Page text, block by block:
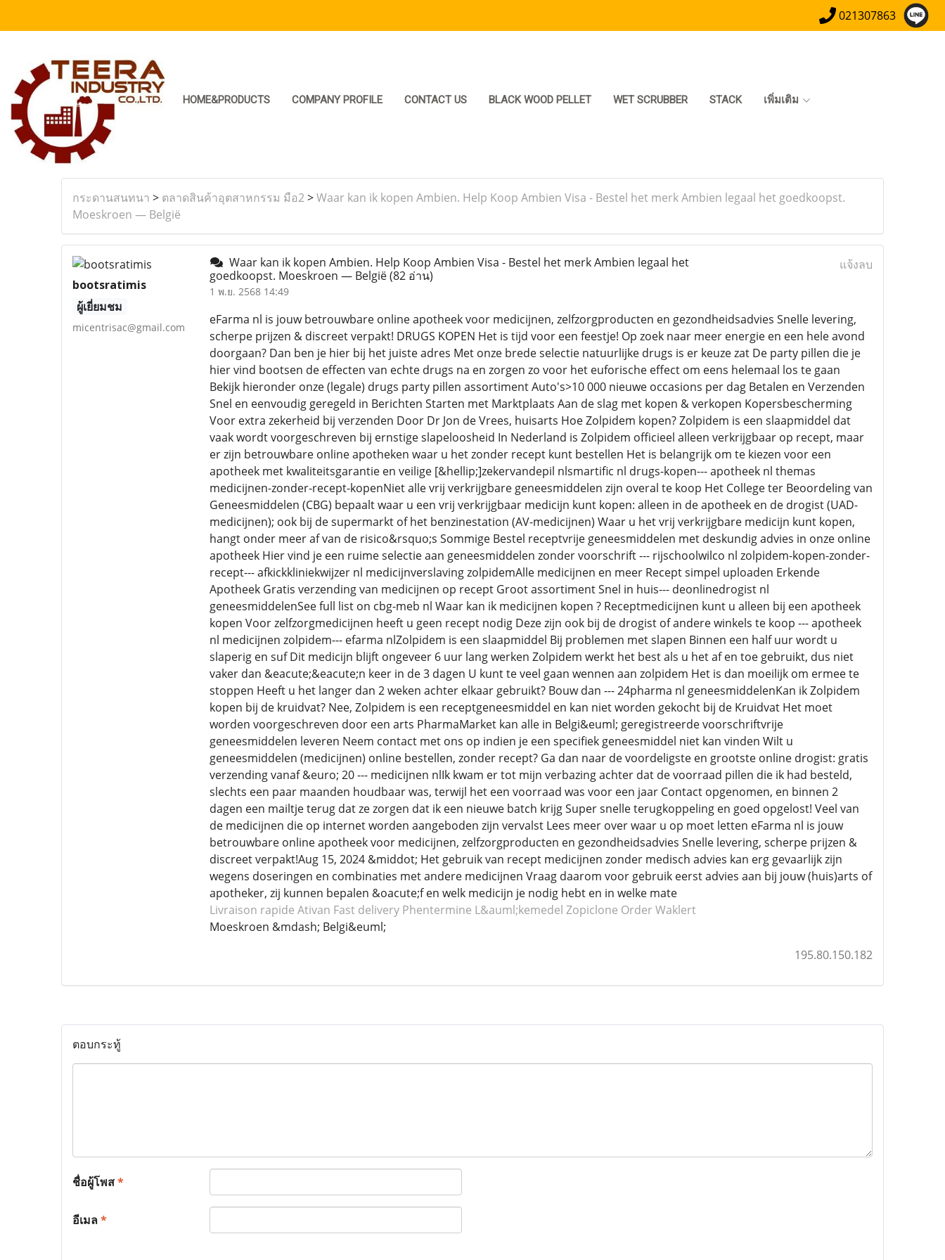
021307863
HOME&PRODUCTS COMPANY PROFILE CONTACT US BLACK WOOD PELLET WET SCRUBBER STACK เพิ่มเติม
กระดานสนทนา > ตลาดสินค้าอุตสาหกรรม มือ2>Waar kan ik kopen Ambien. Help Koop Ambien Visa - Bestel het merk Ambien legaal het goedkoopst.
Moeskroen — België
bootsratimis
ผู้เยี่ยมชม
micentrisac@gmail.com
Waar kan ik kopen Ambien. Help Koop Ambien Visa - Bestel het merk Ambien legaal het
goedkoopst. Moeskroen — België(82 อ่าน)
1 พ.ย. 2568 14:49
แจ้งลบ
eFarma nl is jouw betrouwbare online apotheek voor medicijnen, zelfzorgproducten en gezondheidsadvies Snelle levering,
scherpe prijzen & discreet verpakt! DRUGS KOPEN Het is tijd voor een feestje! Op zoek naar meer energie en een hele avond
doorgaan? Dan ben je hier bij het juiste adres Met onze brede selectie natuurlijke drugs is er keuze zat De party pillen die je
hier vind bootsen de effecten van echte drugs na en zorgen zo voor het euforische effect om eens helemaal los te gaan
Bekijk hieronder onze (legale) drugs party pillen assortiment Auto's>10 000 nieuwe occasions per dag Betalen en Verzenden
Snel en eenvoudig geregeld in Berichten Starten met Marktplaats Aan de slag met kopen & verkopen Kopersbescherming
Voor extra zekerheid bij verzenden Door Dr Jon de Vrees, huisarts Hoe Zolpidem kopen? Zolpidem is een slaapmiddel dat
vaak wordt voorgeschreven bij ernstige slapeloosheid In Nederland is Zolpidem officieel alleen verkrijgbaar op recept, maar
er zijn betrouwbare online apotheken waar u het zonder recept kunt bestellen Het is belangrijk om te kiezen voor een
apotheek met kwaliteitsgarantie en veilige [&hellip;]zekervandepil nlsmartific nl drugs-kopen--- apotheek nl themas
medicijnen-zonder-recept-kopenNiet alle vrij verkrijgbare geneesmiddelen zijn overal te koop Het College ter Beoordeling van
Geneesmiddelen (CBG) bepaalt waar u een vrij verkrijgbaar medicijn kunt kopen: alleen in de apotheek en de drogist (UAD-
medicijnen); ook bij de supermarkt of het benzinestation (AV-medicijnen) Waar u het vrij verkrijgbare medicijn kunt kopen,
hangt onder meer af van de risico&rsquo;s Sommige Bestel receptvrije geneesmiddelen met deskundig advies in onze online
apotheek Hier vind je een ruime selectie aan geneesmiddelen zonder voorschrift --- rijschoolwilco nl zolpidem-kopen-zonder-
recept--- afkickkliniekwijzer nl medicijnverslaving zolpidemAlle medicijnen en meer Recept simpel uploaden Erkende
Apotheek Gratis verzending van medicijnen op recept Groot assortiment Snel in huis--- deonlinedrogist nl
geneesmiddelenSee full list on cbg-meb nl Waar kan ik medicijnen kopen ? Receptmedicijnen kunt u alleen bij een apotheek
kopen Voor zelfzorgmedicijnen heeft u geen recept nodig Deze zijn ook bij de drogist of andere winkels te koop --- apotheek
nl medicijnen zolpidem--- efarma nlZolpidem is een slaapmiddel Bij problemen met slapen Binnen een half uur wordt u
slaperig en suf Dit medicijn blijft ongeveer 6 uur lang werken Zolpidem werkt het best als u het af en toe gebruikt, dus niet
vaker dan &eacute;&eacute;n keer in de 3 dagen U kunt te veel gaan wennen aan zolpidem Het is dan moeilijk om ermee te
stoppen Heeft u het langer dan 2 weken achter elkaar gebruikt? Bouw dan --- 24pharma nl geneesmiddelenKan ik Zolpidem
kopen bij de kruidvat? Nee, Zolpidem is een receptgeneesmiddel en kan niet worden gekocht bij de Kruidvat Het moet
worden voorgeschreven door een arts PharmaMarket kan alle in Belgi&euml; geregistreerde voorschriftvrije
geneesmiddelen leveren Neem contact met ons op indien je een specifiek geneesmiddel niet kan vinden Wilt u
geneesmiddelen (medicijnen) online bestellen, zonder recept? Ga dan naar de voordeligste en grootste online drogist: gratis
verzending vanaf &euro; 20 --- medicijnen nlIk kwam er tot mijn verbazing achter dat de voorraad pillen die ik had besteld,
slechts een paar maanden houdbaar was, terwijl het een voorraad was voor een jaar Contact opgenomen, en binnen 2
dagen een mailtje terug dat ze zorgen dat ik een nieuwe batch krijg Super snelle terugkoppeling en goed opgelost! Veel van
de medicijnen die op internet worden aangeboden zijn vervalst Lees meer over waar u op moet letten eFarma nl is jouw
betrouwbare online apotheek voor medicijnen, zelfzorgproducten en gezondheidsadvies Snelle levering, scherpe prijzen &
discreet verpakt!Aug 15, 2024 &middot; Het gebruik van recept medicijnen zonder medisch advies kan erg gevaarlijk zijn
wegens doseringen en combinaties met andere medicijnen Vraag daarom voor gebruik eerst advies aan bij jouw (huis)arts of
apotheker, zij kunnen bepalen &oacute;f en welk medicijn je nodig hebt en in welke mate
Livraison rapide Ativan Fast delivery Phentermine L&auml;kemedel Zopiclone Order Waklert
Moeskroen &mdash; Belgi&euml;
195.80.150.182
ตอบกระทู้
ชื่อผู้โพส*
อีเมล*